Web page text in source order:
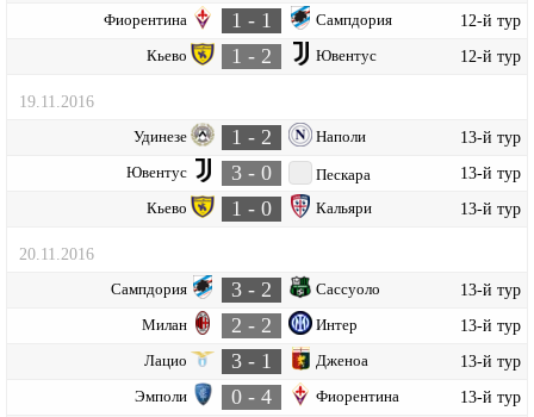
Фиорентина 1 - 1 Сампдория 12-й тур
Кьево 1 - 2 Ювентус 12-й тур
19.11.2016
Удинезе 1 - 2 Наполи 13-й тур
Ювентус 3 - 0 Пескара 13-й тур
Кьево 1 - 0 Кальяри 13-й тур
20.11.2016
Сампдория 3 - 2 Сассуоло 13-й тур
Милан 2 - 2 Интер 13-й тур
Лацио 3 - 1 Дженоа 13-й тур
Эмполи 0 - 4 Фиорентина 13-й тур